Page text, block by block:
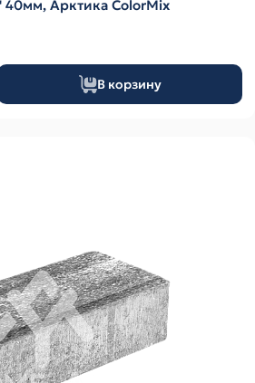
40мм, Арктика ColorMix
В корзину